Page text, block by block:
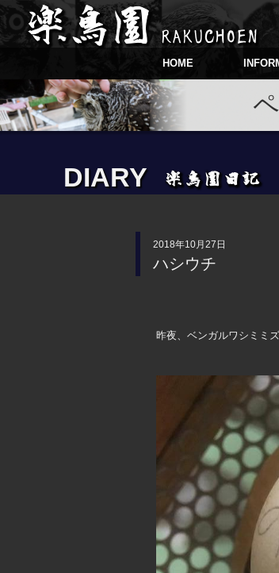
HOME
DIARY
2018年10月27日
ハシウチ
昨夜、ベンガルワシミミ